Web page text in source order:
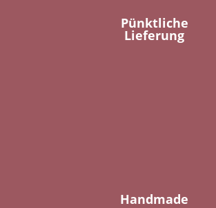
Pünktliche
Lieferung
Handmade